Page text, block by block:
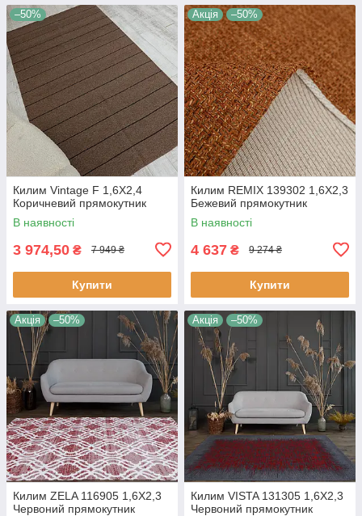
–50%
Килим Vintage F 1,6Х2,4
Коричневий прямокутник
В наявності
3 974,50 ₴ 7 949 ₴
Купити
Акція –50%
Килим REMIX 139302 1,6Х2,3
Бежевий прямокутник
В наявності
4 637 ₴ 9 274 ₴
Купити
Акція –50%
Килим ZELA 116905 1,6Х2,3
Червоний прямокутник
Акція –50%
Килим VISTA 131305 1,6Х2,3
Червоний прямокутник